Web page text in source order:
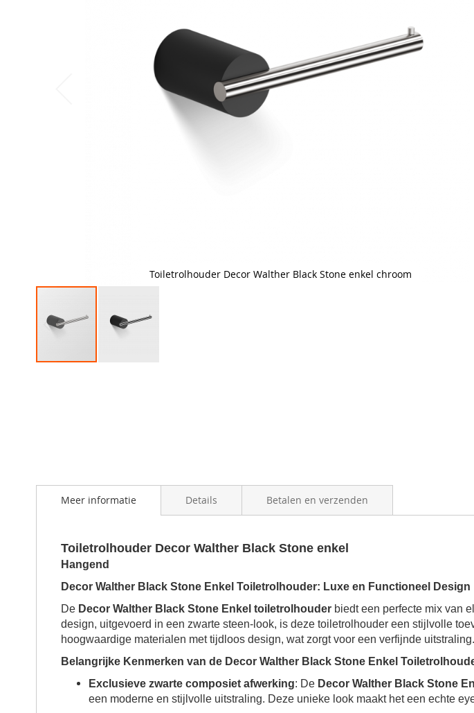
Toiletrolhouder Decor Walther Black Stone enkel chroom
Meer informatie
Toiletrolhouder Decor Walther Black Stone enkel
Hangend
Decor Walther Black Stone Enkel Toiletrolhouder: Luxe en Functioneel Design
De Decor Walther Black Stone Enkel toiletrolhouder biedt een perfecte mix van
design, uitgevoerd in een zwarte steen-look, is deze toiletrolhouder een stijlvolle
hoogwaardige materialen met tijdloos design, wat zorgt voor een verfijnde uitstraling.
Belangrijke Kenmerken van de Decor Walther Black Stone Enkel
Exclusieve zwarte composiet afwerking: De Decor Walther Black Stone
een moderne en stijlvolle uitstraling. Deze unieke look maakt het een echte
Details Betalen en verzenden